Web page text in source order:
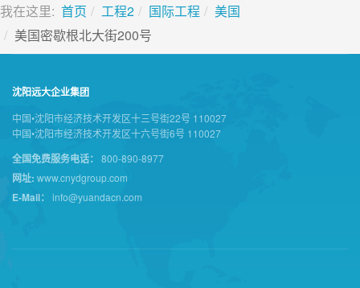
我在这里: 首页 工程2 国际工程
美国
美国密歇根北大街200号
沈阳远大企业集团
中国•沈阳市经济技术开发区十三号街22号 110027
中国•沈阳市经济技术开发区十六号街6号 110027
全国免费服务电话： 800-890-8977
网址: www.cnydgroup.com
E-Mail： info@yuandacn.com